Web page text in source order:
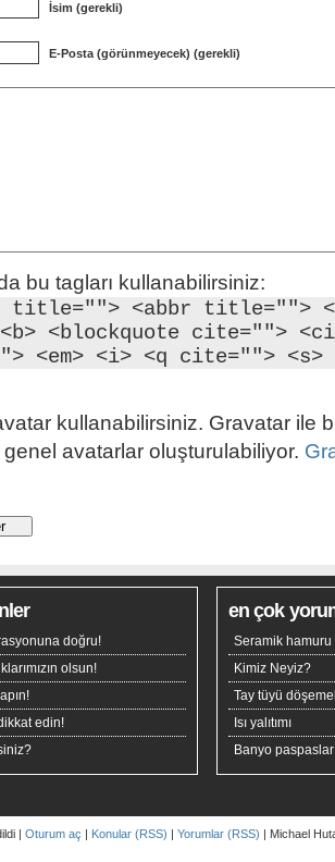
İsim (gerekli)
E-Posta (görünmeyecek) (gerekli)
bu tagları kullanabilirsiniz:
title=""> <abbr title="">
<blockquote cite="">
<em> <i> <q cite="">
kullanabilirsiniz. Gravatar ile
genel avatarlar oluşturulabiliyor.
doğru!
olsun!
edin!
en çok
Seramik hamuru
Kimiz Neyiz?
Tay tüyü
Isı yalıtımı
Banyo
| Oturum aç | Konular (RSS) | Yorumlar (RSS) | Michael